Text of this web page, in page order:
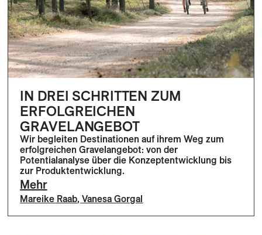
IN DREI SCHRITTEN ZUM
ERFOLGREICHEN
GRAVELANGEBOT
Wir begleiten Destinationen auf ihrem Weg zum
erfolgreichen Gravelangebot: von der
Potentialanalyse über die Konzeptentwicklung bis
zur Produktentwicklung.
Mehr
Mareike Raab,Vanesa Gorgal